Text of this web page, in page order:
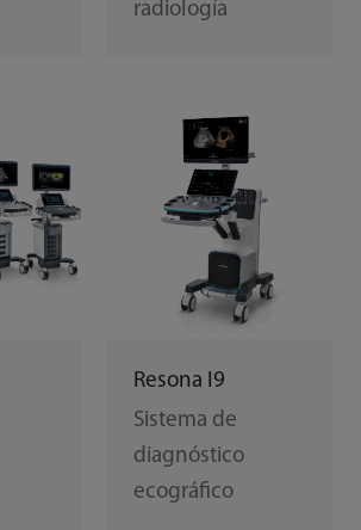
radiología
Resona I9
Sistema de
diagnóstico
ecográfico